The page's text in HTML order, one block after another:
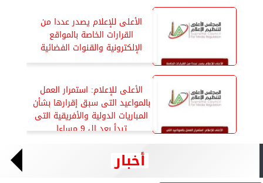
الأعلى للإعلام يصدر عددا من
القرارات الخاصة بالمواقع
الإلكترونية والقنوات الفضائية
الأعلى للإعلام: استمرار العمل
بالمواعيد التى سبق إقرارها بشأن
المباريات الدولية والأفريقية التى
تبدأ بعد ال 9 مساءا
أخبار